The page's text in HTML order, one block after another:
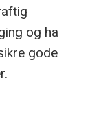
og ha
gode